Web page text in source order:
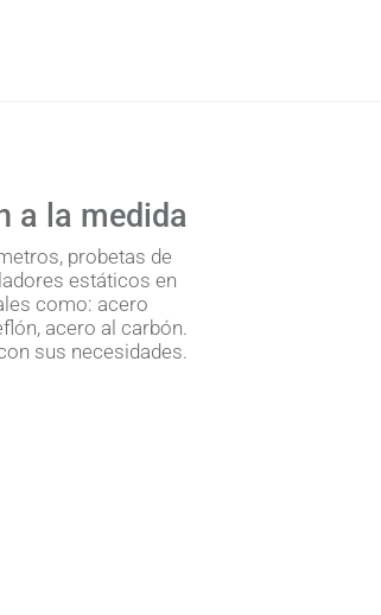
a la medida
probetas de
estáticos en
como: acero
acero al carbón.
sus necesidades.